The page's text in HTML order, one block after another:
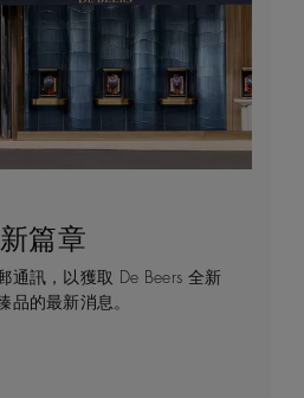
篇章
通訊，以獲取 De Beers 全新
品的最新消息。
獨樹一幟，因為我們是唯一
的奢華珠寶品牌。
造訪實體精品店，我們始終致
物體驗。預約於店內或線上進
界
感來自非洲的自然，是奢華
創意和工藝將鑽石轉化為永恆